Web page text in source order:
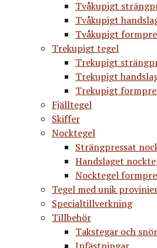
Tvåkupigt
Tvåkupigt
Tvåkupigt
Trekupigt tegel
Trekupigt
Trekupigt
Trekupigt
Fjälltegel
Skiffer
Nocktegel
Strängpressat
Handslaget
Nocktegel
Tegel med unik
Specialtillverkning
Tillbehör
Takstegar och